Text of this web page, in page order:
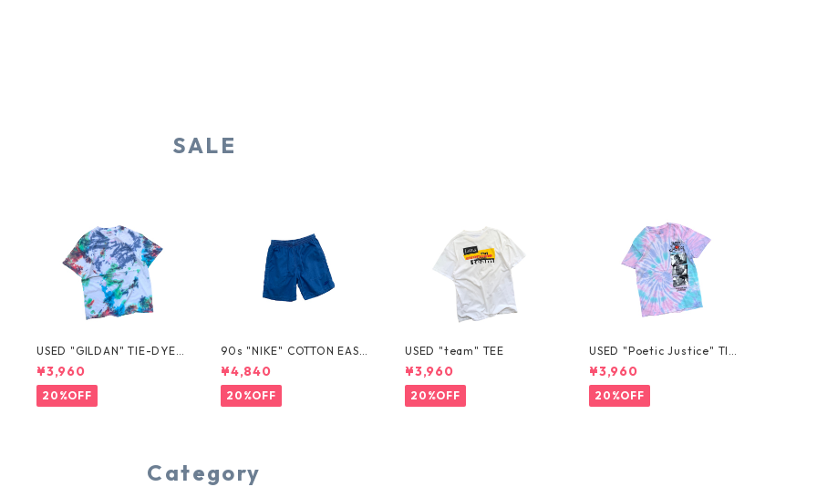
SALE
USED "GILDAN" TIE-DYE T
EE
¥3,960
20%OFF
90s "NIKE" COTTON EASY
SHORTS
¥4,840
20%OFF
USED "team" TEE
¥3,960
20%OFF
USED "Poetic Justice" TIE
-DYE TEE
¥3,960
20%OFF
Category